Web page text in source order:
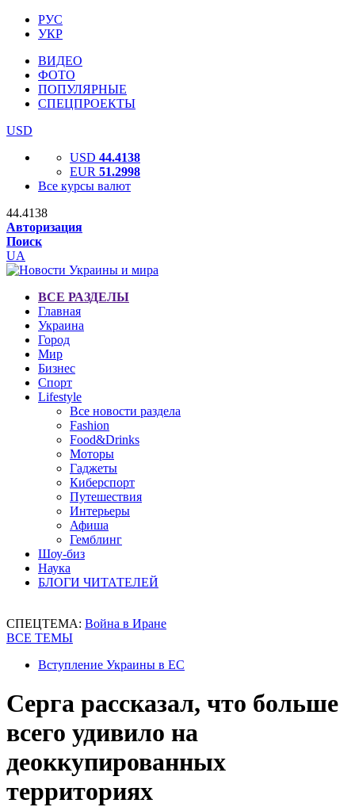
РУС
УКР
ВИДЕО
ФОТО
ПОПУЛЯРНЫЕ
СПЕЦПРОЕКТЫ
USD
USD 44.4138
EUR 51.2998
Все курсы валют
44.4138
Авторизация
Поиск
UA
ВСЕ РАЗДЕЛЫ
Главная
Украина
Город
Мир
Бизнес
Спорт
Lifestyle
Все новости раздела
Fashion
Food&Drinks
Моторы
Гаджеты
Киберспорт
Путешествия
Интерьеры
Афиша
Гемблинг
Шоу-биз
Наука
БЛОГИ ЧИТАТЕЛЕЙ
СПЕЦТЕМА: Война в Иране
ВСЕ ТЕМЫ
Вступление Украины в ЕС
Серга рассказал, что больше
всего удивило на
деоккупированных
территориях